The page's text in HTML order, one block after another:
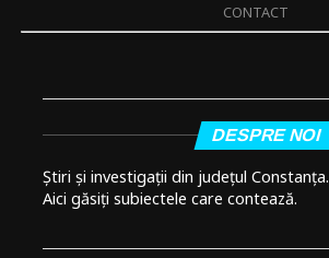
CONTACT
DESPRE NOI
Știri și investigații din județul Constanța.
Aici găsiți subiectele care contează.